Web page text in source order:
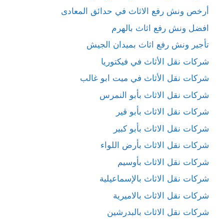
أرخص ونش رفع الاثاث في حدائق المعادى
افضل ونش رفع اثاث بالهرم
تأجير ونش رفع اثاث بميدان الجيش
شركات نقل الأثاث في فيكتوريا
شركات نقل الأثاث في ميت ابو غالب
شركات نقل الاثاث بأبو النمرس
شركات نقل الاثاث بأبو قير
شركات نقل الاثاث بأبو كبير
شركات نقل الاثاث بأرض اللواء
شركات نقل الاثاث بأوسيم
شركات نقل الاثاث بالإسماعيلية
شركات نقل الاثاث بالاميرية
شركات نقل الاثاث بالبدرشين